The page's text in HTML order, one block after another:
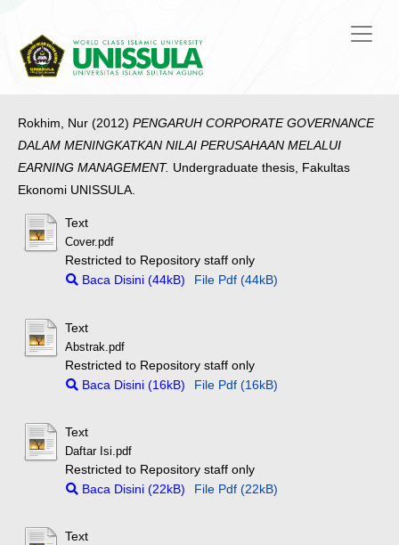
Rokhim, Nur (2012) PENGARUH CORPORATE GOVERNANCE
DALAM MENINGKATKAN NILAI PERUSAHAAN MELALUI
EARNING MANAGEMENT. Undergraduate thesis, Fakultas
Ekonomi UNISSULA.
Text
Cover.pdf
Restricted to Repository staff only
Baca Disini (44kB)
File Pdf (44kB)
Text
Abstrak.pdf
Restricted to Repository staff only
Baca Disini (16kB)
File Pdf (16kB)
Text
Daftar Isi.pdf
Restricted to Repository staff only
Baca Disini (22kB)
File Pdf (22kB)
Text